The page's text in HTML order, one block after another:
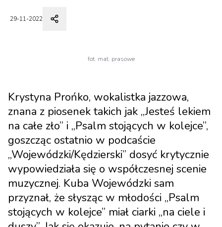
29-11-2022
fot. mat. prasowe
Krystyna Prońko, wokalistka jazzowa,
znana z piosenek takich jak „Jesteś lekiem
na całe zło” i „Psalm stojących w kolejce”,
goszcząc ostatnio w podcaście
„Wojewódzki/Kędzierski” dosyć krytycznie
wypowiedziała się o współczesnej scenie
muzycznej. Kuba Wojewódzki sam
przyznał, że słysząc w młodości „Psalm
stojących w kolejce” miał ciarki „na ciele i